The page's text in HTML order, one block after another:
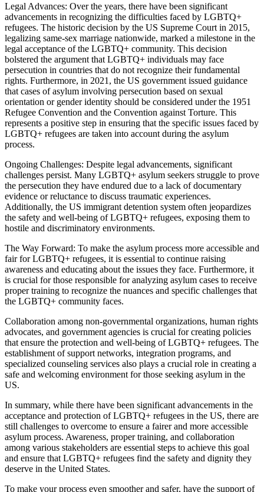
Legal Advances: Over the years, there have been significant
advancements in recognizing the difficulties faced by LGBTQ+
refugees. The historic decision by the US Supreme Court in 2015,
legalizing same-sex marriage nationwide, marked a milestone in the
legal acceptance of the LGBTQ+ community. This decision
bolstered the argument that LGBTQ+ individuals may face
persecution in countries that do not recognize their fundamental
rights. Furthermore, in 2021, the US government issued guidance
that cases of asylum involving persecution based on sexual
orientation or gender identity should be considered under the 1951
Refugee Convention and the Convention against Torture. This
represents a positive step in ensuring that the specific issues faced by
LGBTQ+ refugees are taken into account during the asylum
process.
Ongoing Challenges: Despite legal advancements, significant
challenges persist. Many LGBTQ+ asylum seekers struggle to prove
the persecution they have endured due to a lack of documentary
evidence or reluctance to discuss traumatic experiences.
Additionally, the US immigrant detention system often jeopardizes
the safety and well-being of LGBTQ+ refugees, exposing them to
hostile and discriminatory environments.
The Way Forward: To make the asylum process more accessible and
fair for LGBTQ+ refugees, it is essential to continue raising
awareness and educating about the issues they face. Furthermore, it
is crucial for those responsible for analyzing asylum cases to receive
proper training to recognize the nuances and specific challenges that
the LGBTQ+ community faces.
Collaboration among non-governmental organizations, human rights
advocates, and government agencies is crucial for creating policies
that ensure the protection and well-being of LGBTQ+ refugees. The
establishment of support networks, integration programs, and
specialized counseling services also plays a crucial role in creating a
safe and welcoming environment for those seeking asylum in the
US.
In summary, while there have been significant advancements in the
acceptance and protection of LGBTQ+ refugees in the US, there are
still challenges to overcome to ensure a fairer and more accessible
asylum process. Awareness, proper training, and collaboration
among various stakeholders are essential steps to achieve this goal
and ensure that LGBTQ+ refugees find the safety and dignity they
deserve in the United States.
To make your process even smoother and safer, have the support of